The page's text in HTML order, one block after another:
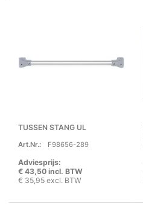
TUSSEN STANG UL
Art.Nr.: F98656-289
Adviesprijs:
€ 43,50 incl. BTW
€ 35,95 excl. BTW